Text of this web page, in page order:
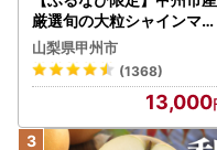
厳選旬の大粒シャインマス
カット 約1.3kg 2～3房【2
026年発送】（MG）B12-
472 FN-Limited-VO シャ
インマスカット フルーツ
山梨県甲州市
(1368)
13,000